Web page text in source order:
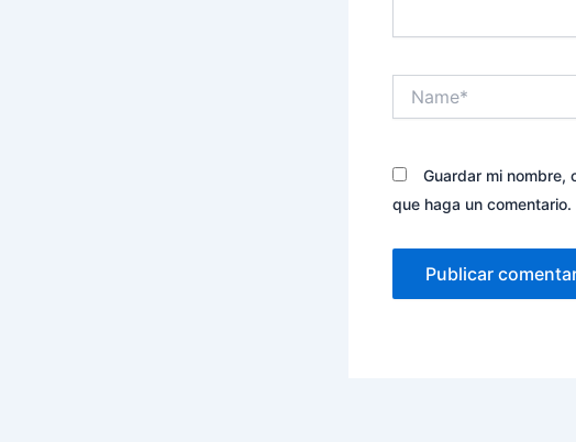
Guardar mi nombre,
que haga un comentario.